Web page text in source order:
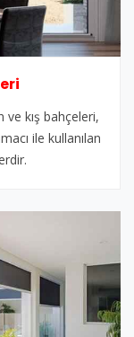
kış bahçeleri,
ile kullanılan